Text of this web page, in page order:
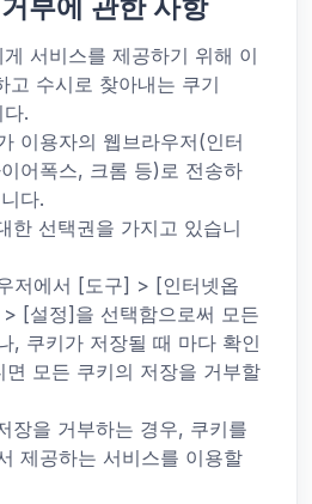
서비스를 제공하기 위해 이
고 수시로 찾아내는 쿠기
.
이용자의 웹브라우저(인터
어폭스, 크롬 등)로 전송하
다.
한 선택권을 가지고 있습니
저에서 [도구] > [인터넷옵
[설정]을 선택함으로써 모든
, 쿠키가 저장될 때 마다 확인
면 모든 쿠키의 저장을 거부할
장을 거부하는 경우, 쿠키를
제공하는 서비스를 이용할